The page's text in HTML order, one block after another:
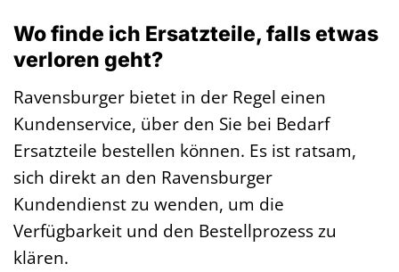
Wo finde ich Ersatzteile, falls etwas
verloren geht?
Ravensburger bietet in der Regel einen
Kundenservice, über den Sie bei Bedarf
Ersatzteile bestellen können. Es ist ratsam,
sich direkt an den Ravensburger
Kundendienst zu wenden, um die
Verfügbarkeit und den Bestellprozess zu
klären.